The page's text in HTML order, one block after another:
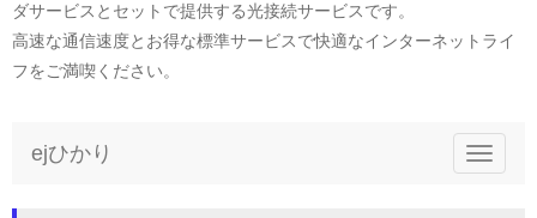
ダサービスとセットで提供する光接続サービスです。
高速な通信速度とお得な標準サービスで快適なインターネットライ
フをご満喫ください。
Toggle
ejひかり